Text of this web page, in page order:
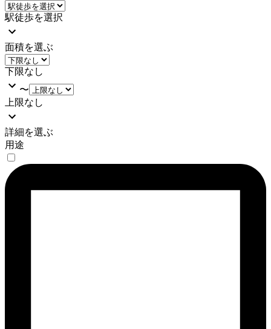
駅徒歩を選択
面積を選ぶ
下限なし
〜
上限なし
詳細を選ぶ
用途